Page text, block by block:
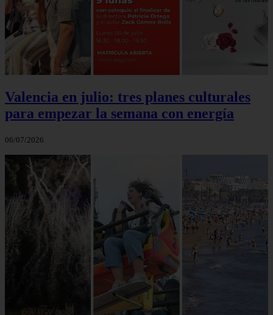
Valencia en julio: tres planes culturales
para empezar la semana con energía
06/07/2026